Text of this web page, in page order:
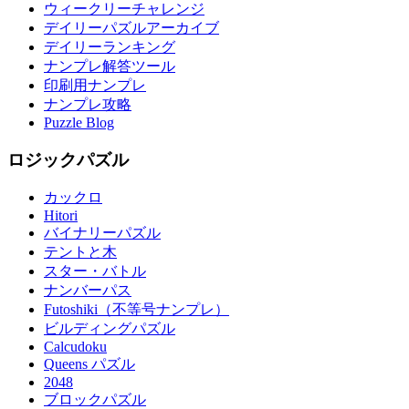
ウィークリーチャレンジ
デイリーパズルアーカイブ
デイリーランキング
ナンプレ解答ツール
印刷用ナンプレ
ナンプレ攻略
Puzzle Blog
ロジックパズル
カックロ
Hitori
バイナリーパズル
テントと木
スター・バトル
ナンバーパス
Futoshiki（不等号ナンプレ）
ビルディングパズル
Calcudoku
Queens パズル
2048
ブロックパズル